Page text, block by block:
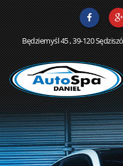
Będziemyśl 45 , 39-120